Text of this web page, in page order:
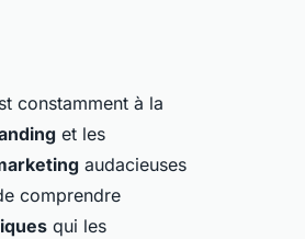
constamment à la
et les
audacieuses
comprendre
qui les